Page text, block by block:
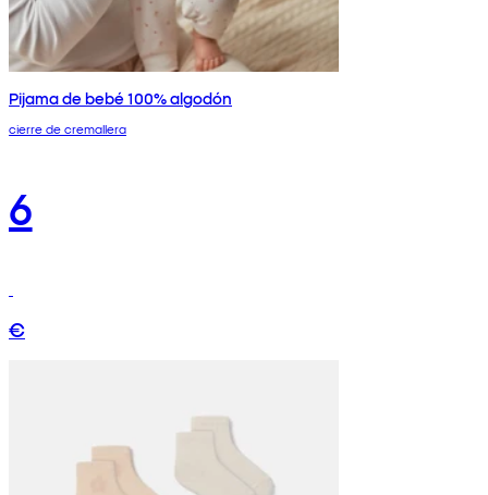
Pijama de bebé 100% algodón
cierre de cremallera
6
€